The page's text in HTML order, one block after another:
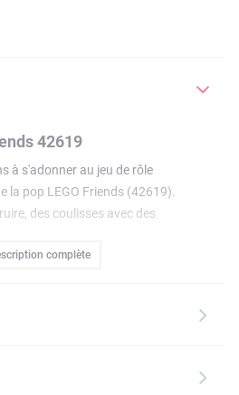
42619
à s'adonner au jeu de rôle
la pop LEGO Friends (42619).
des coulisses avec des
Paisley qui se transforme en
Le bus s'ouvre devant, sur le
un clavier, une
bain. Ce set de construction
complète